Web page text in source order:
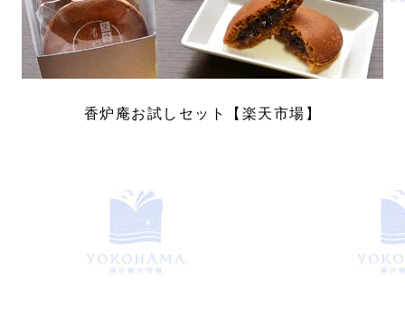
香炉庵お試しセット【楽天市場】